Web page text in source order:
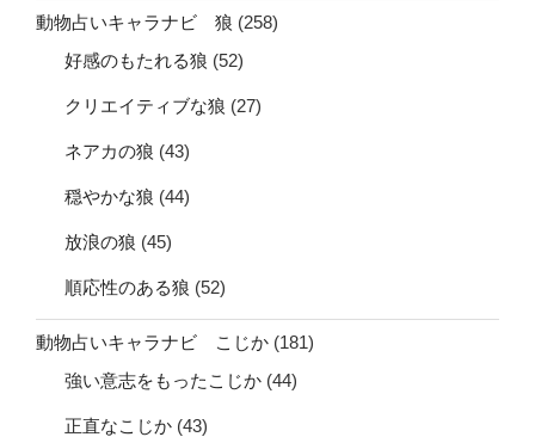
動物占いキャラナビ 狼 (258)
好感のもたれる狼 (52)
クリエイティブな狼 (27)
ネアカの狼 (43)
穏やかな狼 (44)
放浪の狼 (45)
順応性のある狼 (52)
動物占いキャラナビ こじか (181)
強い意志をもったこじか (44)
正直なこじか (43)